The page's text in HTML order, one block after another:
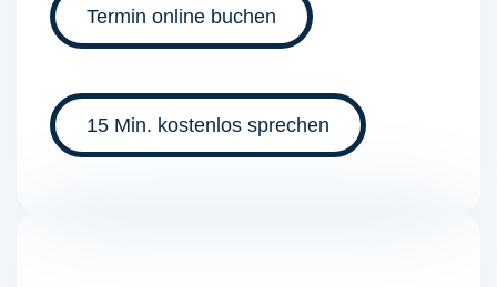
Termin online buchen
15 Min. kostenlos sprechen